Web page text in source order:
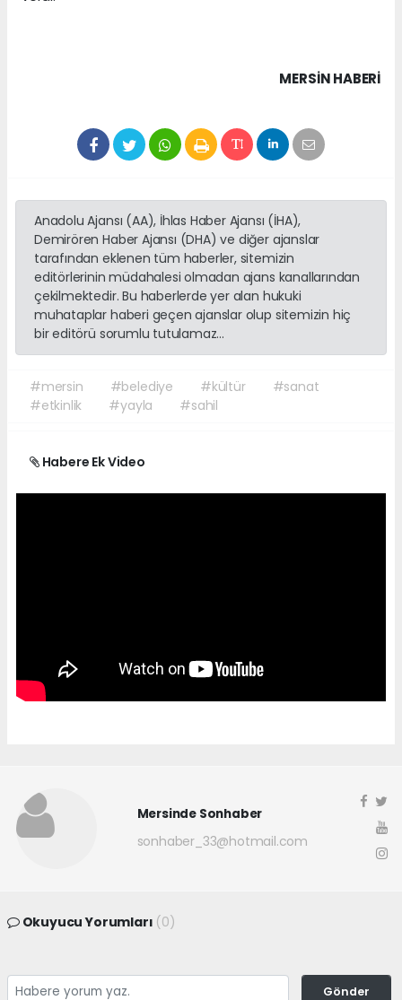
MERSIN HABERİ
Anadolu Ajansı (AA), İhlas Haber Ajansı (İHA),
Demirören Haber Ajansı (DHA) ve diğer ajanslar
tarafından eklenen tüm haberler, sitemizin
editörlerinin müdahalesi olmadan ajans kanallarından
çekilmektedir. Bu haberlerde yer alan hukuki
muhataplar haberi geçen ajanslar olup sitemizin hiç
bir editörü sorumlu tutulamaz...
#mersin #belediye #kültür
#sanat
#etkinlik
#yayla #sahil
Habere Ek Video
Mersinde Sonhaber
sonhaber_33@hotmail.com
Okuyucu Yorumları (0)
Gönder